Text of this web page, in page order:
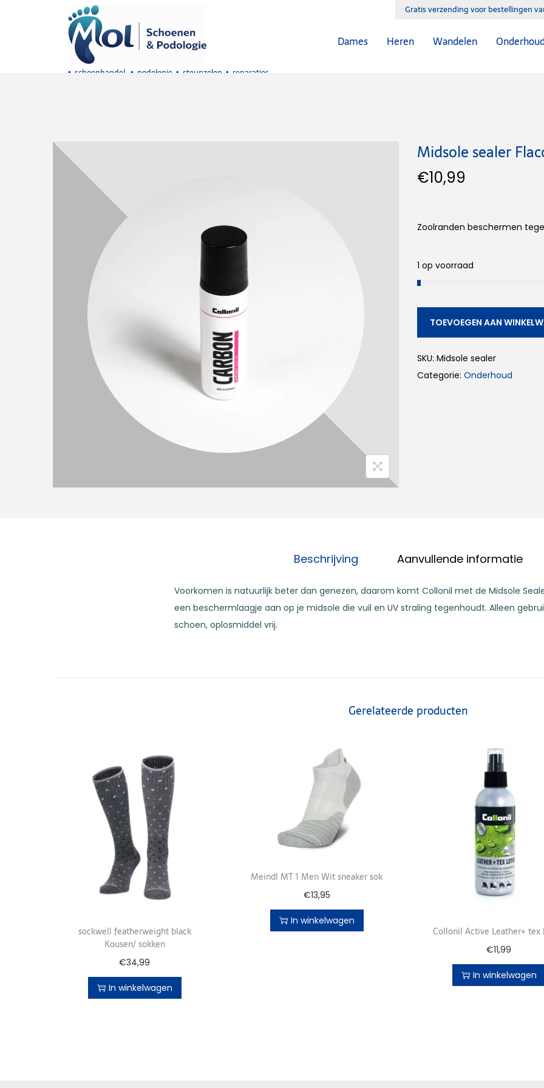
Gratis verzending voor bestellingen
• schoenhandel • podologie • steunzolen • reparaties
Dames Heren Wandelen
Midsole sealer
€10,99
Zoolranden beschermen
1 op voorraad
TOEVOEGEN AAN
SKU: Midsole sealer
Categorie: Onderhoud
Beschrijving Aanvullende informatie
Voorkomen is natuurlijk beter dan genezen, daarom komt Collonil met de Midsole
een beschermlaagje aan op je midsole die vuil en UV straling tegenhoudt. Alleen
schoen, oplosmiddel vrij.
Gerelateerde producten
sockwell featherweight black
Kousen/ sokken
€34,99
In winkelwagen
Meindl MT 1 Men Wit sneaker sok
€13,95
In winkelwagen
Collonil Active Leather+
€11,99
In winkelwagen